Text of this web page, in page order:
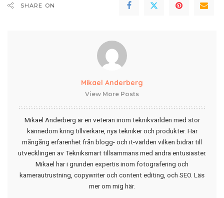
SHARE ON
Mikael Anderberg
View More Posts
Mikael Anderberg är en veteran inom teknikvärlden med stor
kännedom kring tillverkare, nya tekniker och produkter. Har
mångårig erfarenhet från blogg- och it-världen vilken bidrar till
utvecklingen av Tekniksmart tillsammans med andra entusiaster.
Mikael har i grunden expertis inom fotografering och
kamerautrustning, copywriter och content editing, och SEO. Läs
mer om mig här.